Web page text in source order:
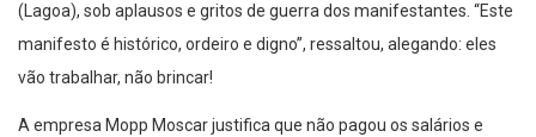
(Lagoa), sob aplausos e gritos de guerra dos manifestantes. “Este
manifesto é histórico, ordeiro e digno”, ressaltou, alegando: eles
vão trabalhar, não brincar!
A empresa Mopp Moscar justifica que não pagou os salários e